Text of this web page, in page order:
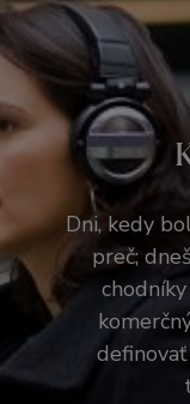
Dni, kedy
preč;